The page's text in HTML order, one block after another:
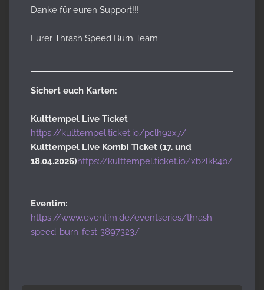
Danke für euren Support!!!
Eurer Thrash Speed Burn Team
Sichert euch Karten:
Kulttempel Live Ticket
https://kulttempel.ticket.io/pclh92x7/
Kulttempel Live Kombi Ticket (17. und
18.04.2026)https://kulttempel.ticket.io/xb2lkk4b/
Eventim:
https://www.eventim.de/eventseries/thrash-
speed-burn-fest-3897323/